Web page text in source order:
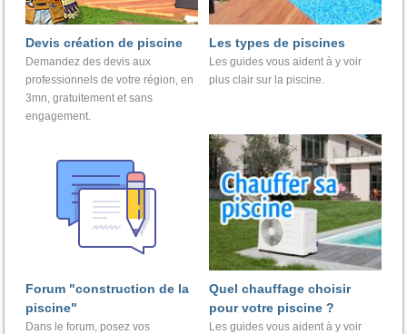
Devis création de piscine
Demandez des devis aux
professionnels de votre région, en
3mn, gratuitement et sans
engagement.
Les types de piscines
Les guides vous aident à y voir
plus clair sur la piscine.
Forum "construction de la
piscine"
Dans le forum, posez vos
Quel chauffage choisir
pour votre piscine ?
Les guides vous aident à y voir